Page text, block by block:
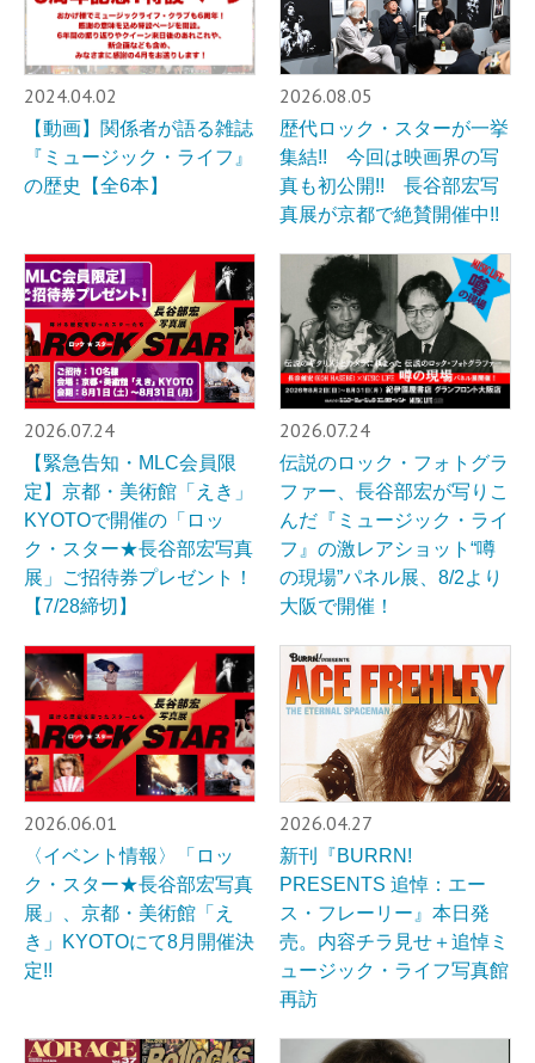
2024.04.02
【動画】関係者が語る雑誌
『ミュージック・ライフ』
の歴史【全6本】
2026.08.05
歴代ロック・スターが一挙
集結!! 今回は映画界の写
真も初公開!! 長谷部宏写
真展が京都で絶賛開催中!!
2026.07.24
【緊急告知・MLC会員限
定】京都・美術館「えき」
KYOTOで開催の「ロッ
ク・スター★長谷部宏写真
展」ご招待券プレゼント！
【7/28締切】
2026.07.24
伝説のロック・フォトグラ
ファー、長谷部宏が写りこ
んだ『ミュージック・ライ
フ』の激レアショット“噂
の現場”パネル展、8/2より
大阪で開催！
2026.06.01
〈イベント情報〉「ロッ
ク・スター★長谷部宏写真
展」、京都・美術館「え
き」KYOTOにて8月開催決
定!!
2026.04.27
新刊『BURRN!
PRESENTS 追悼：エー
ス・フレーリー』本日発
売。内容チラ見せ＋追悼ミ
ュージック・ライフ写真館
再訪